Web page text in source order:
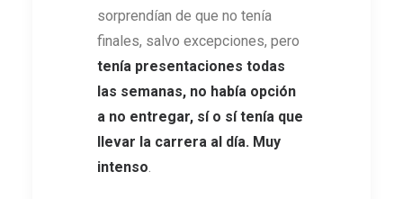
sorprendían de que no tenía
finales, salvo excepciones, pero
tenía presentaciones todas
las semanas, no había opción
a no entregar, sí o sí tenía que
llevar la carrera al día. Muy
intenso.